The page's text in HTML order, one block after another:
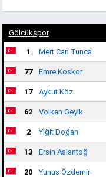
Gölcükspor
1 Mert Can Tunca
77 Emre Koskor
17 Aykut Köz
62 Volkan Geyik
2 Yiğit Doğan
13 Ersin Aslantoğ
20 Yunus Özdemir